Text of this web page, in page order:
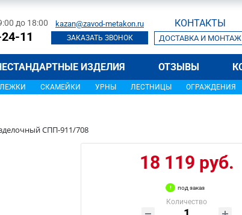
до 18:00
11
kazan@zavod-metakon.ru
ЗАКАЗАТЬ ЗВОНОК
КОНТАКТЫ
ДОСТАВКА И МОНТАЖ
ИЗДЕЛИЯ ОТЗЫВЫ
СКАМЕЙКИ УРНЫ ЛЕСТНИЦЫ ОГРАЖДЕНИЯ
СПП-911/708
18 119 руб.
под заказ
Количество